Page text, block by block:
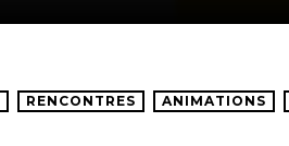
RENCONTRES ANIMATIONS